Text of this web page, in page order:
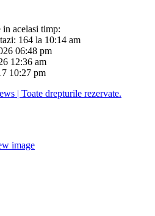
acelasi timp:
164 la 10:14 am
06:48 pm
12:36 am
10:27 pm
| Toate drepturile rezervate.